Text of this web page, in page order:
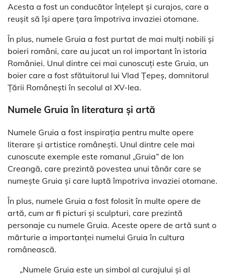
Acesta a fost un conducător înțelept și curajos, care a
reușit să își apere țara împotriva invaziei otomane.
În plus, numele Gruia a fost purtat de mai mulți nobili și
boieri români, care au jucat un rol important în istoria
României. Unul dintre cei mai cunoscuți este Gruia, un
boier care a fost sfătuitorul lui Vlad Țepeș, domnitorul
Țării Românești în secolul al XV-lea.
Numele Gruia în literatura și artă
Numele Gruia a fost inspirația pentru multe opere
literare și artistice românești. Unul dintre cele mai
cunoscute exemple este romanul „Gruia” de Ion
Creangă, care prezintă povestea unui tânăr care se
numește Gruia și care luptă împotriva invaziei otomane.
În plus, numele Gruia a fost folosit în multe opere de
artă, cum ar fi picturi și sculpturi, care prezintă
personaje cu numele Gruia. Aceste opere de artă sunt o
mărturie a importanței numelui Gruia în cultura
românească.
„Numele Gruia este un simbol al curajului și al